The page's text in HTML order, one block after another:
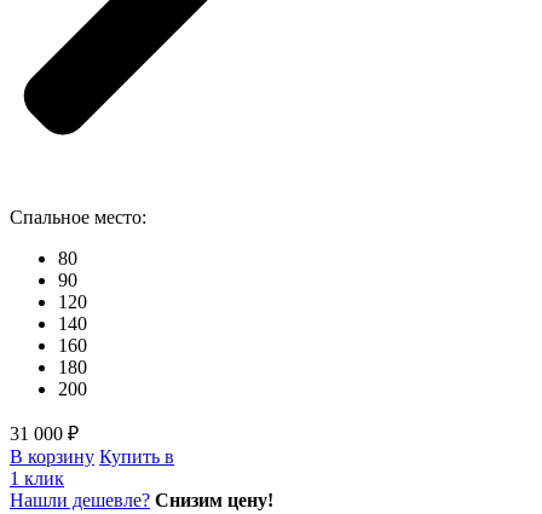
Спальное место:
80
90
120
140
160
180
200
31 000 ₽
В корзину Купить в
1 клик
Нашли дешевле? Снизим цену!